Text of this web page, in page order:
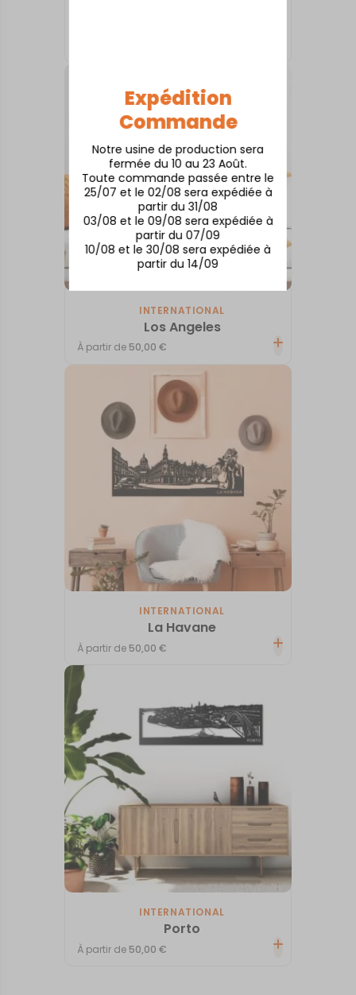
Expédition
Commande
Notre usine de production sera
fermée du 10 au 23 Août.
Toute commande passée entre le
25/07 et le 02/08 sera expédiée à
partir du 31/08
03/08 et le 09/08 sera expédiée à
partir du 07/09
10/08 et le 30/08 sera expédiée à
partir du 14/09
INTERNATIONAL
Los Angeles
À partir de 50,00€
INTERNATIONAL
La Havane
À partir de 50,00€
INTERNATIONAL
Porto
À partir de 50,00€